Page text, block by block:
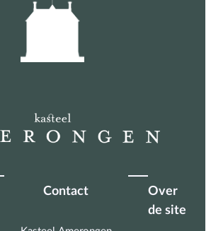
Contact
Over
de site